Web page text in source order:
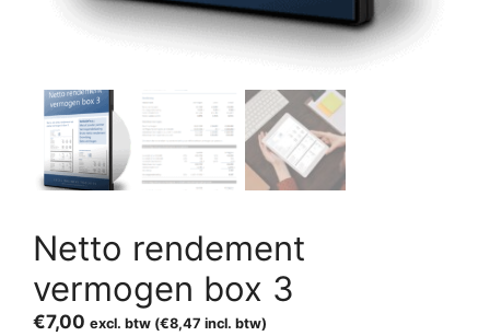
Netto rendement
vermogen box 3
€7,00 excl. btw (€8,47 incl. btw)